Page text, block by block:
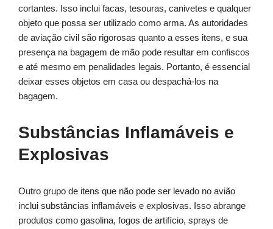
cortantes. Isso inclui facas, tesouras, canivetes e qualquer
objeto que possa ser utilizado como arma. As autoridades
de aviação civil são rigorosas quanto a esses itens, e sua
presença na bagagem de mão pode resultar em confiscos
e até mesmo em penalidades legais. Portanto, é essencial
deixar esses objetos em casa ou despachá-los na
bagagem.
Substâncias Inflamáveis e
Explosivas
Outro grupo de itens que não pode ser levado no avião
inclui substâncias inflamáveis e explosivas. Isso abrange
produtos como gasolina, fogos de artifício, sprays de